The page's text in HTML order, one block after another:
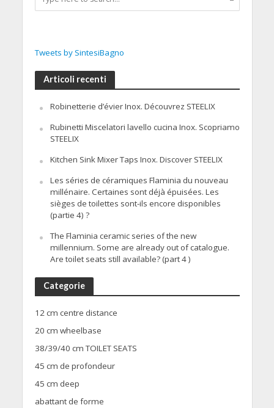
Tweets by SintesiBagno
Articoli recenti
Robinetterie d’évier Inox. Découvrez STEELIX
Rubinetti Miscelatori lavello cucina Inox. Scopriamo
STEELIX
Kitchen Sink Mixer Taps Inox. Discover STEELIX
Les séries de céramiques Flaminia du nouveau
millénaire. Certaines sont déjà épuisées. Les
sièges de toilettes sont-ils encore disponibles
(partie 4) ?
The Flaminia ceramic series of the new
millennium. Some are already out of catalogue.
Are toilet seats still available? (part 4 )
Categorie
12 cm centre distance
20 cm wheelbase
38/39/40 cm TOILET SEATS
45 cm de profondeur
45 cm deep
abattant de forme